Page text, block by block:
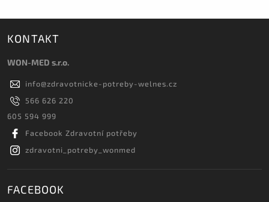
KONTAKT
WON-MED s.r.o.
info@zdravotnicke-potreby-welnes.cz
566 626 220
605 594 999
Facebook Zdravotní potřeby
zdravotni_potreby_wonmed
FACEBOOK